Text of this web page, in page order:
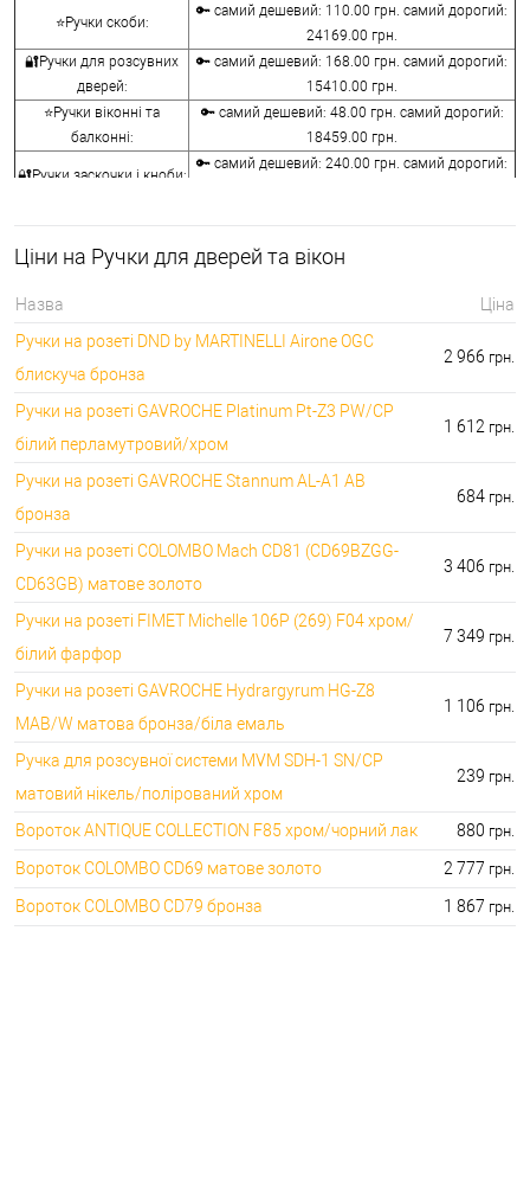
⭐Ручки скоби:
🔑 самий дешевий: 110.00 грн. самий дорогий:
24169.00 грн.
🔐Ручки для розсувних
дверей:
🔑 самий дешевий: 168.00 грн. самий дорогий:
15410.00 грн.
⭐Ручки віконні та
балконні:
🔑 самий дешевий: 48.00 грн. самий дорогий:
18459.00 грн.
🔐Ручки заскочки і кноби:
🔑 самий дешевий: 240.00 грн. самий дорогий:
🔐Накладки на
🔑 самий дешевий: 76.00 грн. самий дорогий:
⭐Аксесуари для ручок:
🔑 самий дешевий: 50.00 грн. самий дорогий:
1442.00 грн.
Ціни на Ручки для дверей та вікон
Назва
Ціна
Ручки на розеті DND by MARTINELLI Aironе OGC
блискуча бронза
2 966 грн.
Ручки на розеті GAVROCHE Platinum Pt-Z3 PW/CP
білий перламутровий/хром
1 612 грн.
Ручки на розеті GAVROCHE Stannum AL-A1 AB
бронза
684 грн.
Ручки на розеті COLOMBO Mach CD81 (CD69BZGG-
CD63GB) матове золото
3 406 грн.
Ручки на розеті FIMET Michelle 106P (269) F04 хром/
білий фарфор
7 349 грн.
Ручки на розеті GAVROCHE Hydrargyrum HG-Z8
MAB/W матова бронза/біла емаль
1 106 грн.
Ручка для розсувної системи MVM SDH-1 SN/CP
матовий нікель/полірований хром
239 грн.
Вороток ANTIQUE COLLECTION F85 хром/чорний лак 880 грн.
Вороток COLOMBO CD69 матове золото 2 777 грн.
Вороток COLOMBO CD79 бронза 1 867 грн.